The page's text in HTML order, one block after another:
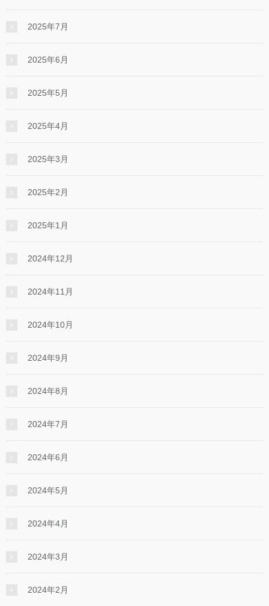
2025年7月
2025年6月
2025年5月
2025年4月
2025年3月
2025年2月
2025年1月
2024年12月
2024年11月
2024年10月
2024年9月
2024年8月
2024年7月
2024年6月
2024年5月
2024年4月
2024年3月
2024年2月